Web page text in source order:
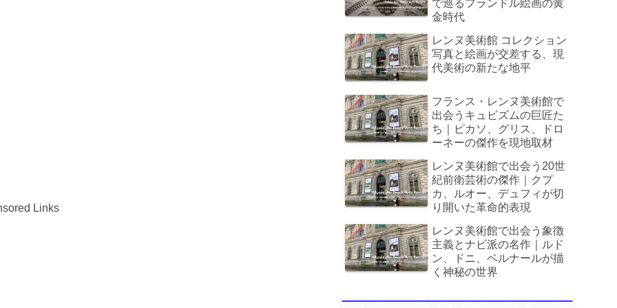
Links
で巡るフランドル絵画の黄
金時代
レンヌ美術館 コレクション
写真と絵画が交差する、現
代美術の新たな地平
フランス・レンヌ美術館で
出会うキュビズムの巨匠た
ち｜ピカソ、グリス、ドロ
ーネーの傑作を現地取材
レンヌ美術館で出会う20世
紀前衛芸術の傑作｜クプ
カ、ルオー、デュフィが切
り開いた革命的表現
レンヌ美術館で出会う象徴
主義とナビ派の名作｜ルド
ン、ドニ、ベルナールが描
く神秘の世界